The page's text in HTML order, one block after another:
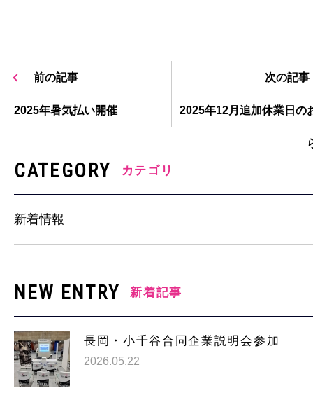
前の記事
2025年暑気払い開催
次の記事
2025年12月追加休業日の
CATEGORY カテゴリ
新着情報
NEW ENTRY 新着記事
長岡・小千谷合同企業説明会参加
2026.05.22